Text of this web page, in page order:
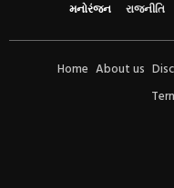
મનોરંજન
રાજનીતિ
Home About us